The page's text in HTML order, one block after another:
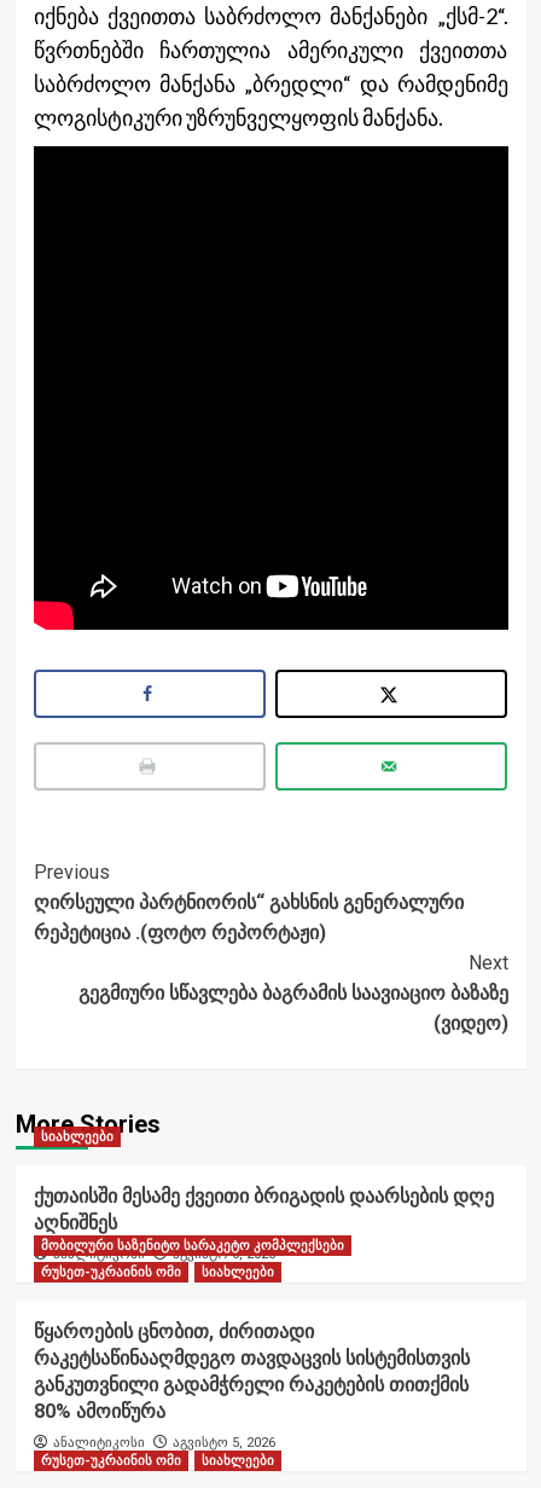
იქნება ქვეითთა საბრძოლო მანქანები „ქსმ-2“.
წვრთნებში ჩართულია ამერიკული ქვეითთა
საბრძოლო მანქანა „ბრედლი“ და რამდენიმე
ლოგისტიკური უზრუნველყოფის მანქანა.
Post
Navigation
Previous
ღირსეული პარტნიორის“ გახსნის გენერალური
რეპეტიცია .(ფოტო რეპორტაჟი)
Next
გეგმიური სწავლება ბაგრამის საავიაციო ბაზაზე
(ვიდეო)
More Stories
სიახლეები
ქუთაისში მესამე ქვეითი ბრიგადის დაარსების დღე
აღნიშნეს
ანალიტიკოსი აგვისტო 6, 2026
მობილური საზენიტო სარაკეტო კომპლექსები
რუსეთ-უკრაინის ომი
სიახლეები
წყაროების ცნობით, ძირითადი
რაკეტსაწინააღმდეგო თავდაცვის სისტემისთვის
განკუთვნილი გადამჭრელი რაკეტების თითქმის
80% ამოიწურა
ანალიტიკოსი
აგვისტო 5, 2026
რუსეთ-უკრაინის ომი
სიახლეები